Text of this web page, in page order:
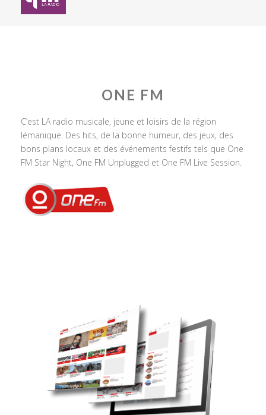
ONE FM
C’est LA radio musicale, jeune et loisirs de la région
lémanique. Des hits, de la bonne humeur, des jeux, des
bons plans locaux et des événements festifs tels que One
FM Star Night, One FM Unplugged et One FM Live Session.